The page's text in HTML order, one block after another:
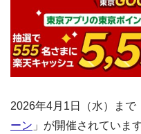
2026年4月1日（水）まで
ーン 」が開催されています